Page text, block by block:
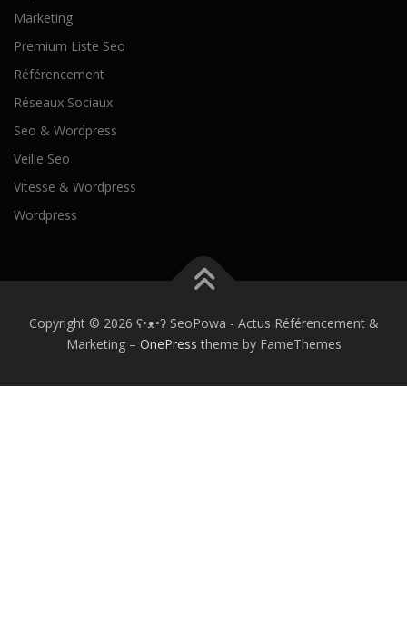
Marketing
Premium Liste Seo
Référencement
Réseaux Sociaux
Seo & Wordpress
Veille Seo
Vitesse & Wordpress
Wordpress
Copyright © 2026 ʕ•ᴥ•ʔ SeoPowa - Actus Référencement &
Marketing – OnePress theme by FameThemes